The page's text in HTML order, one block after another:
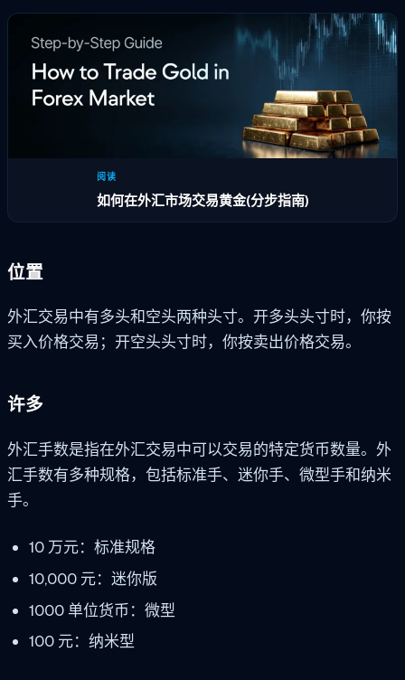
阅读
如何在外汇市场交易黄金(分步指南)
位置
外汇交易中有多头和空头两种头寸。开多头头寸时，你按
买入价格交易；开空头头寸时，你按卖出价格交易。
许多
外汇手数是指在外汇交易中可以交易的特定货币数量。外
汇手数有多种规格，包括标准手、迷你手、微型手和纳米
手。
10 万元：标准规格
10,000 元：迷你版
1000 单位货币：微型
100 元：纳米型